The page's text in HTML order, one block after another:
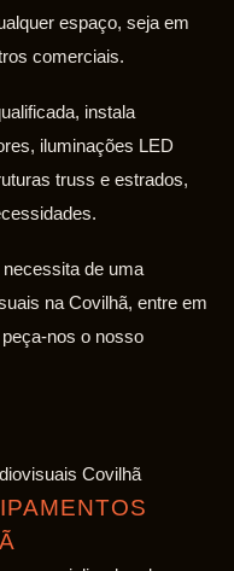
espaço, seja em
comerciais.
instala
iluminações LED
truss e estrados,
de uma
na Covilhã, entre em
nos o nosso